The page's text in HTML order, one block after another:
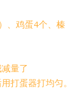
、鸡蛋4个、榛
量了
打蛋器打均匀。